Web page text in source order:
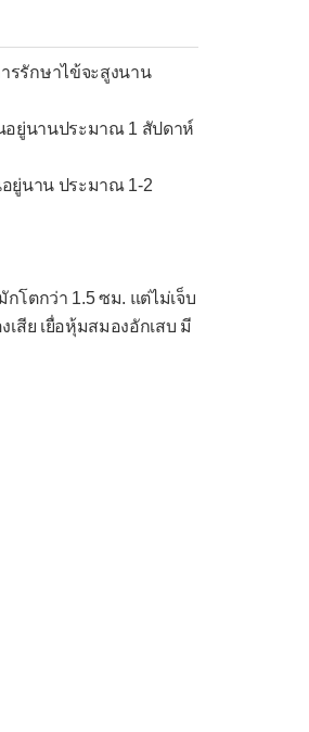
รรักษาไข้จะสูงนาน
อยู่นานประมาณ 1 สัปดาห์
อยู่นาน ประมาณ 1-2
โตกว่า 1.5 ซม. แต่ไม่เจ็บ
สีย เยื่อหุ้มสมองอักเสบ มี